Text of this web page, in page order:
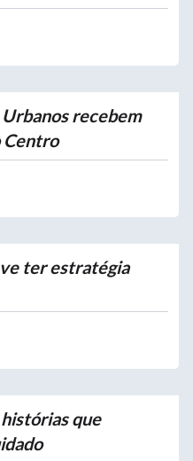
recebem
Centro
ter estratégia
que